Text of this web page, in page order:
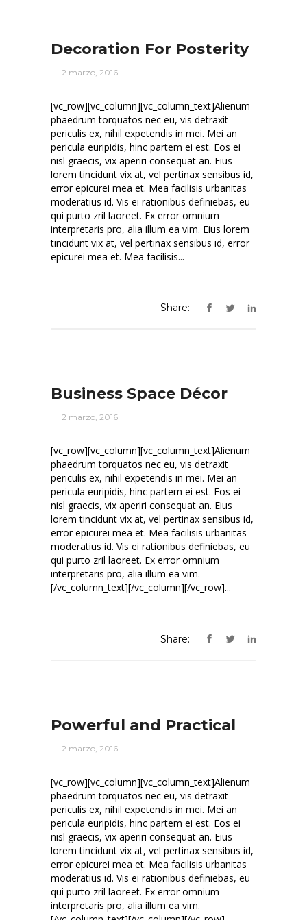
Decoration For Posterity
2 marzo, 2016
[vc_row][vc_column][vc_column_text]Alienum
phaedrum torquatos nec eu, vis detraxit
periculis ex, nihil expetendis in mei. Mei an
pericula euripidis, hinc partem ei est. Eos ei
nisl graecis, vix aperiri consequat an. Eius
lorem tincidunt vix at, vel pertinax sensibus id,
error epicurei mea et. Mea facilisis urbanitas
moderatius id. Vis ei rationibus definiebas, eu
qui purto zril laoreet. Ex error omnium
interpretaris pro, alia illum ea vim. Eius lorem
tincidunt vix at, vel pertinax sensibus id, error
epicurei mea et. Mea facilisis...
Share:
Business Space Décor
2 marzo, 2016
[vc_row][vc_column][vc_column_text]Alienum
phaedrum torquatos nec eu, vis detraxit
periculis ex, nihil expetendis in mei. Mei an
pericula euripidis, hinc partem ei est. Eos ei
nisl graecis, vix aperiri consequat an. Eius
lorem tincidunt vix at, vel pertinax sensibus id,
error epicurei mea et. Mea facilisis urbanitas
moderatius id. Vis ei rationibus definiebas, eu
qui purto zril laoreet. Ex error omnium
interpretaris pro, alia illum ea vim.
[/vc_column_text][/vc_column][/vc_row]...
Share:
Powerful and Practical
2 marzo, 2016
[vc_row][vc_column][vc_column_text]Alienum
phaedrum torquatos nec eu, vis detraxit
periculis ex, nihil expetendis in mei. Mei an
pericula euripidis, hinc partem ei est. Eos ei
nisl graecis, vix aperiri consequat an. Eius
lorem tincidunt vix at, vel pertinax sensibus id,
error epicurei mea et. Mea facilisis urbanitas
moderatius id. Vis ei rationibus definiebas, eu
qui purto zril laoreet. Ex error omnium
interpretaris pro, alia illum ea vim.